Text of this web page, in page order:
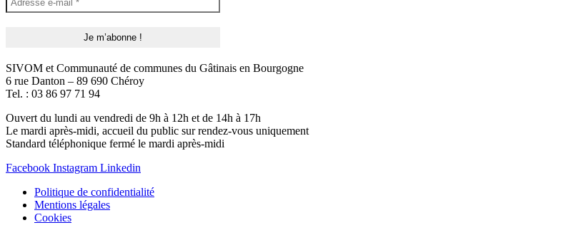
SIVOM et Communauté de communes du Gâtinais en Bourgogne
6 rue Danton – 89 690 Chéroy
Tel. : 03 86 97 71 94
Ouvert du lundi au vendredi de 9h à 12h et de 14h à 17h
Le mardi après-midi, accueil du public sur rendez-vous uniquement
Standard téléphonique fermé le mardi après-midi
Facebook Instagram Linkedin
Politique de confidentialité
Mentions légales
Cookies